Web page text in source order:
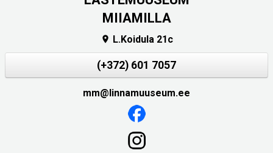
MIIAMILLA
 L.Koidula 21c
(+372) 601 7057
mm@linnamuuseum.ee